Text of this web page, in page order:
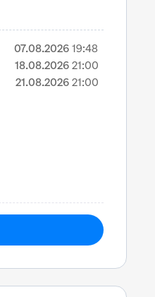
07.08.2026 19:48
18.08.2026 21:00
21.08.2026 21:00